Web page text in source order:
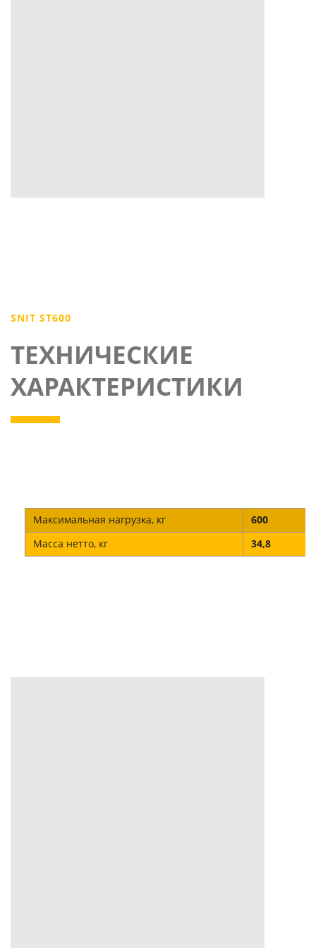
SNIT ST600
ТЕХНИЧЕСКИЕ
ХАРАКТЕРИСТИКИ
Максимальная нагрузка, кг
600
Масса нетто, кг
34,8